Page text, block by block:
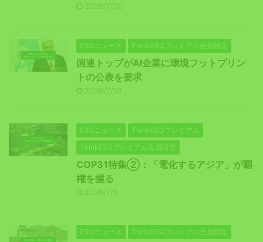
2026/7/30
ESGニュース ThinkESGプレミアム会員限定
国連トップがAI企業に環境フットプリン
トの公表を要求
2026/7/13
ESGニュース
ThinkESGプレミアム
ThinkESGプレミアム会員限定
COP31特集②：「電化するアジア」が覇
権を握る
2026/7/8
ESGニュース ThinkESGプレミアム会員限定